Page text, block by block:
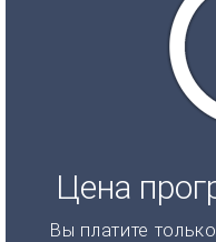
Цена
Вы платите